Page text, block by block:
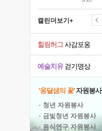
캘린더보기+
예술치유걷기명상
힐링허그사감포옹
'옹달샘의 꽃'자원봉사
· 청년 자원봉사
· 금빛청년 자원봉사
· 음식연구 자원봉사